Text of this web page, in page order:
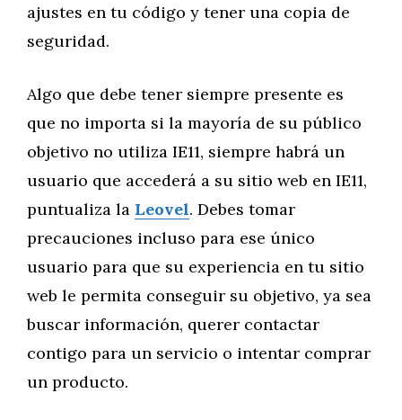
ajustes en tu código y tener una copia de
seguridad.
Algo que debe tener siempre presente es
que no importa si la mayoría de su público
objetivo no utiliza IE11, siempre habrá un
usuario que accederá a su sitio web en IE11,
puntualiza la Leovel. Debes tomar
precauciones incluso para ese único
usuario para que su experiencia en tu sitio
web le permita conseguir su objetivo, ya sea
buscar información, querer contactar
contigo para un servicio o intentar comprar
un producto.